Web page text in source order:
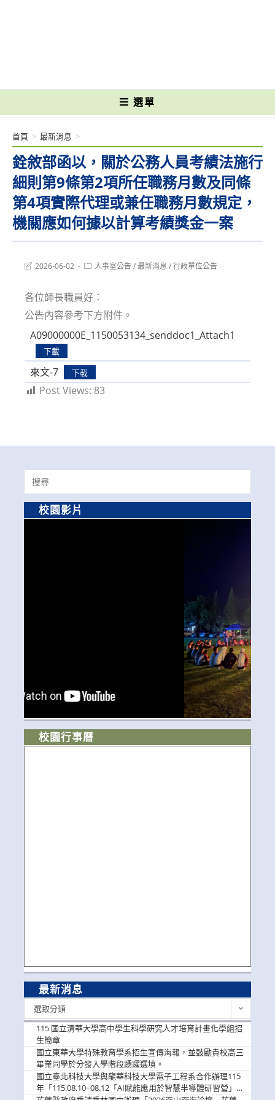
選單
銓敘部函以，關於公務人員考績法施行
細則第9條第2項所任職務月數及同條
第4項實際代理或兼任職務月數規定，
機關應如何據以計算考績獎金一案
首頁 > 最新消息 >
Post2026-06-02
Post人事室公告/最新消息 /行政單位公告
各位師長職員好：
公告內容參考下方附件。
A09000000E_1150053134_senddoc1_Attach1
下載
來文-7 下載
Post Views: 83
Search
for:
校園影片
校園行事曆
最新消息
選取分類
115 國立清華大學高中學生科學研究人才培育計畫化學組招
生簡章
國立東華大學特殊教育學系招生宣傳海報，並鼓勵貴校高三
畢業同學於分發入學階段踴躍選填。
國立臺北科技大學與龍華科技大學電子工程系合作辦理115
年「115.08.10~08.12「AI賦能應用於智慧半導體研習營」，